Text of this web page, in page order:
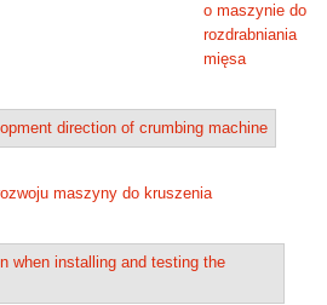
o maszynie do
rozdrabniania
mięsa
maszyny do kruszenia